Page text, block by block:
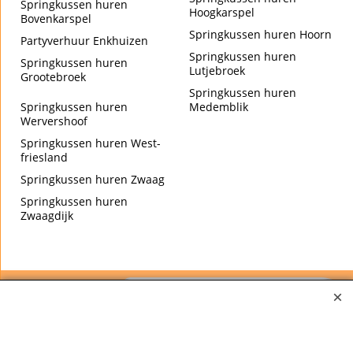
Springkussen huren
Bovenkarspel
Partyverhuur Enkhuizen
Springkussen huren
Grootebroek
Hoogkarspel
Springkussen huren Hoorn
Springkussen huren
Lutjebroek
Springkussen huren
Medemblik
Springkussen huren
Wervershoof
Springkussen huren West-
friesland
Springkussen huren Zwaag
Springkussen huren
Zwaagdijk